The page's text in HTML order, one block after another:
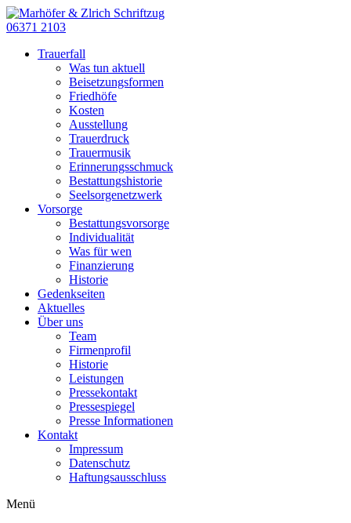
06371 2103
Trauerfall
Was tun aktuell
Beisetzungsformen
Friedhöfe
Kosten
Ausstellung
Trauerdruck
Trauermusik
Erinnerungsschmuck
Bestattungshistorie
Seelsorgenetzwerk
Vorsorge
Bestattungsvorsorge
Individualität
Was für wen
Finanzierung
Historie
Gedenkseiten
Aktuelles
Über uns
Team
Firmenprofil
Historie
Leistungen
Pressekontakt
Pressespiegel
Presse Informationen
Kontakt
Impressum
Datenschutz
Haftungsausschluss
Menü